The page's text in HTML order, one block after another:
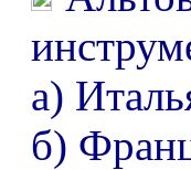
а)
б)